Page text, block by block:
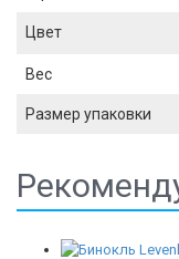
Цвет
Вес
Размер упаковки